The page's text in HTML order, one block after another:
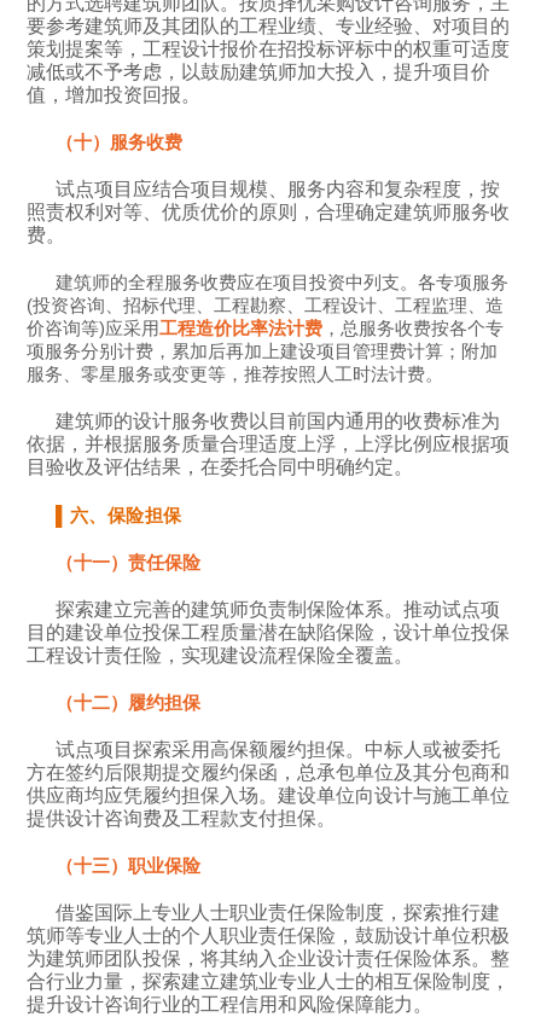
要参考建筑师及其团队的工程业绩、专业经验、对项目的
策划提案等，工程设计报价在招投标评标中的权重可适度
减低或不予考虑，以鼓励建筑师加大投入，提升项目价
值，增加投资回报。
（十）服务收费
试点项目应结合项目规模、服务内容和复杂程度，按
照责权利对等、优质优价的原则，合理确定建筑师服务收
费。
建筑师的全程服务收费应在项目投资中列支。各专项服务
(投资咨询、招标代理、工程勘察、工程设计、工程监理、造
价咨询等)应采用工程造价比率法计费 ，总服务收费按各个专
项服务分别计费，累加后再加上建设项目管理费计算；附加
服务、零星服务或变更等，推荐按照人工时法计费。
建筑师的设计服务收费以目前国内通用的收费标准为
依据，并根据服务质量合理适度上浮，上浮比例应根据项
目验收及评估结果，在委托合同中明确约定。
▌六、保险担保
（十一）责任保险
探索建立完善的建筑师负责制保险体系。推动试点项
目的建设单位投保工程质量潜在缺陷保险，设计单位投保
工程设计责任险，实现建设流程保险全覆盖。
（十二）履约担保
试点项目探索采用高保额履约担保。中标人或被委托
方在签约后限期提交履约保函，总承包单位及其分包商和
供应商均应凭履约担保入场。建设单位向设计与施工单位
提供设计咨询费及工程款支付担保。
（十三）职业保险
借鉴国际上专业人士职业责任保险制度，探索推行建
筑师等专业人士的个人职业责任保险，鼓励设计单位积极
为建筑师团队投保，将其纳入企业设计责任保险体系。整
合行业力量，探索建立建筑业专业人士的相互保险制度，
提升设计咨询行业的工程信用和风险保障能力。